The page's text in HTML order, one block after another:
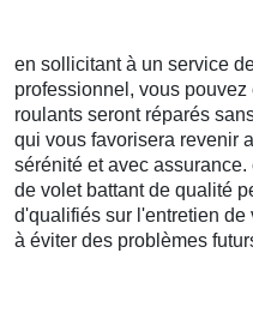
en sollicitant à un service
professionnel, vous
roulants seront réparés
qui vous favorisera revenir
sérénité et avec
de volet battant de qualité
d'qualifiés sur l'entretien
à éviter des problèmes